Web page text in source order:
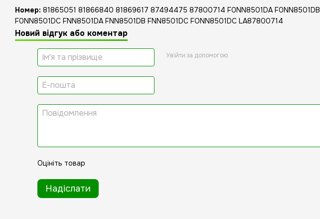
Номер: 81865051 81866840 81869617 87494475 87800714 F0NN8501DA F0NN8501DB
F0NN8501DC FNN8501DA FNN8501DB FNN8501DC FONN8501DC LA87800714
Новий відгук або коментар
Увійти за допомогою
Оцініть товар
Надіслати